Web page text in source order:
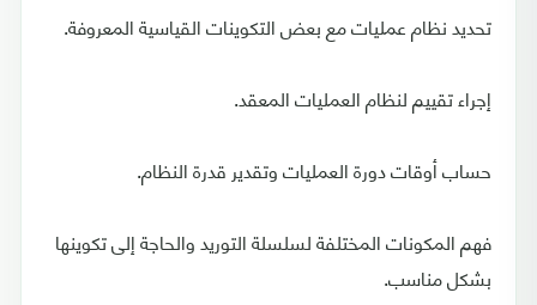
تحديد نظام عمليات مع بعض التكوينات القياسية المعروفة.
إجراء تقييم لنظام العمليات المعقد.
حساب أوقات دورة العمليات وتقدير قدرة النظام.
فهم المكونات المختلفة لسلسلة التوريد والحاجة إلى تكوينها
بشكل مناسب.